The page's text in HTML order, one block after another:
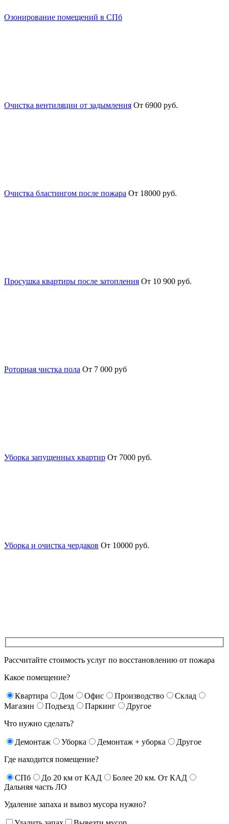
Озонирование помещений в СПб
Очистка вентиляции от задымления От 6900 руб.
Очистка бластингом после пожара От 18000 руб.
Просушка квартиры после затопления От 10 900 руб.
Роторная чистка пола От 7 000 руб
Уборка запущенных квартир От 7000 руб.
Уборка и очистка чердаков От 10000 руб.
Рассчитайте стоимость услуг по восстановлению от пожара
Какое помещение?
Квартира Дом Офис Производство
Склад
Магазин
Подъезд Паркинг
Другое
Что нужно сделать?
Демонтаж Уборка Демонтаж + уборка
Другое
Где находится помещение?
СПб До 20 км от КАД
Более 20 км. От КАД
Дальняя часть ЛО
Удаление запаха и вывоз мусора нужно?